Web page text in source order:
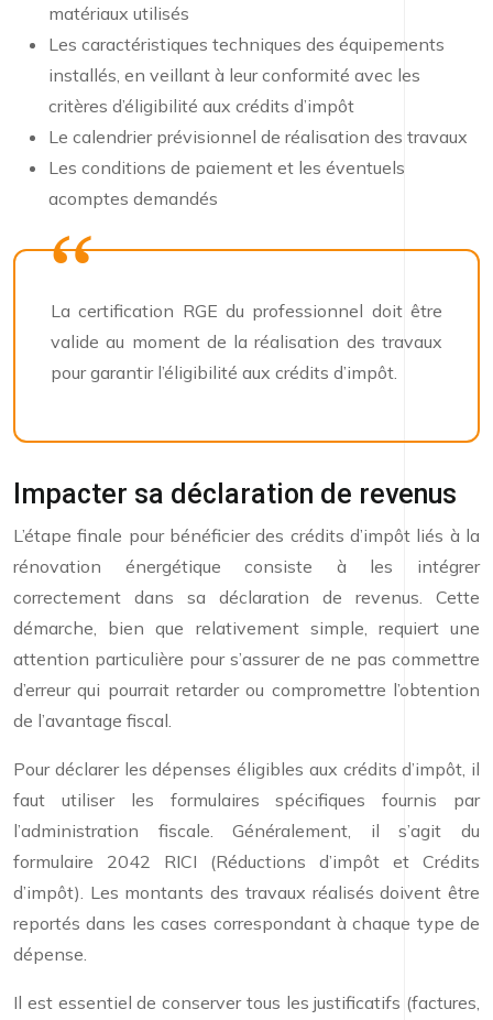
matériaux utilisés
Les caractéristiques techniques des équipements
installés, en veillant à leur conformité avec les
critères d’éligibilité aux crédits d’impôt
Le calendrier prévisionnel de réalisation des travaux
Les conditions de paiement et les éventuels
acomptes demandés
La certification RGE du professionnel doit être
valide au moment de la réalisation des travaux
pour garantir l’éligibilité aux crédits d’impôt.
Impacter sa déclaration de revenus
L’étape finale pour bénéficier des crédits d’impôt liés à la
rénovation énergétique consiste à les intégrer
correctement dans sa déclaration de revenus. Cette
démarche, bien que relativement simple, requiert une
attention particulière pour s’assurer de ne pas commettre
d’erreur qui pourrait retarder ou compromettre l’obtention
de l’avantage fiscal.
Pour déclarer les dépenses éligibles aux crédits d’impôt, il
faut utiliser les formulaires spécifiques fournis par
l’administration fiscale. Généralement, il s’agit du
formulaire 2042 RICI (Réductions d’impôt et Crédits
d’impôt). Les montants des travaux réalisés doivent être
reportés dans les cases correspondant à chaque type de
dépense.
Il est essentiel de conserver tous les justificatifs (factures,